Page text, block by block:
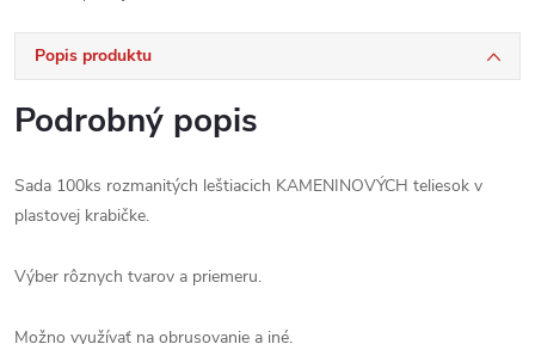
Popis produktu
Podrobný popis
Sada 100ks rozmanitých leštiacich KAMENINOVÝCH teliesok v
plastovej krabičke.
Výber rôznych tvarov a priemeru.
Možno využívať na obrusovanie a iné.